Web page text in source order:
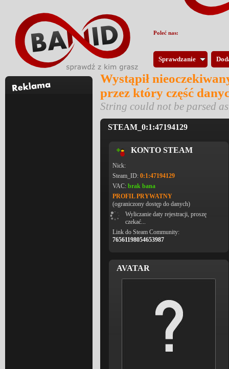
Sprawdzanie
Wystąpił
przez który część
String could not be parsed
STEAM_0:1:47194129
KONTO STEAM
Nick:
Steam_ID: 0:1:47194129
VAC: brak bana
PROFIL PRYWATNY
(ograniczony dostęp do danych)
Wyliczanie daty rejestracji, proszę
czekać...
Link do Steam Community:
76561198054653987
AVATAR
Poleć nas: